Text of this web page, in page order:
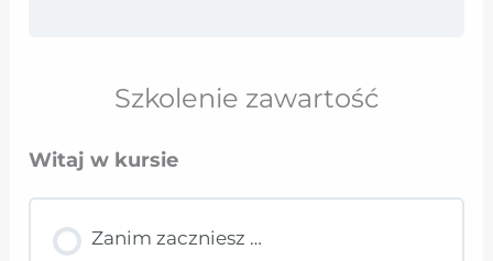
Szkolenie zawartość
Witaj w kursie
Zanim zaczniesz …